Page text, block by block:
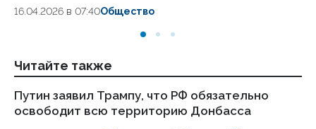
16.04.2026 в 07:40Общество
Читайте также
Путин заявил Трампу, что РФ обязательно
освободит всю территорию Донбасса